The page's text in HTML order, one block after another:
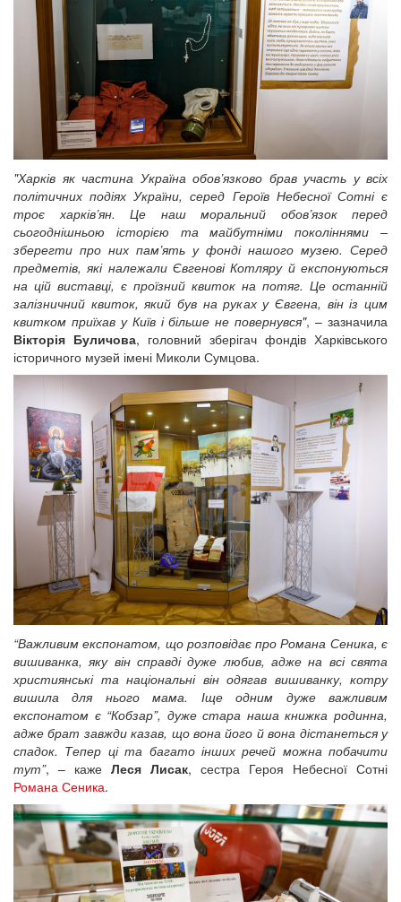
"Харків як частина Україна обов’язково брав участь у всіх
політичних подіях України, серед Героїв Небесної Сотні є
троє харків’ян. Це наш моральний обов’язок перед
сьогоднішньою історією та майбутніми поколіннями –
зберегти про них пам’ять у фонді нашого музею. Серед
предметів, які належали Євгенові Котляру й експонуються
на цій виставці, є проїзний квиток на потяг. Це останній
залізничний квиток, який був на руках у Євгена, він із цим
квитком приїхав у Київ і більше не повернувся", – зазначила
Вікторія Буличова, головний зберігач фондів Харківського
історичного музей імені Миколи Сумцова.
“Важливим експонатом, що розповідає про Романа Сеника, є
вишиванка, яку він справді дуже любив, адже на всі свята
християнські та національні він одягав вишиванку, котру
вишила для нього мама. Іще одним дуже важливим
експонатом є “Кобзар”, дуже стара наша книжка родинна,
адже брат завжди казав, що вона його й вона дістанеться у
спадок. Тепер ці та багато інших речей можна побачити
тут”, – каже Леся Лисак, сестра Героя Небесної Сотні
Романа Сеника.